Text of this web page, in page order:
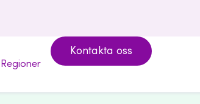
Regioner
Kontakta oss